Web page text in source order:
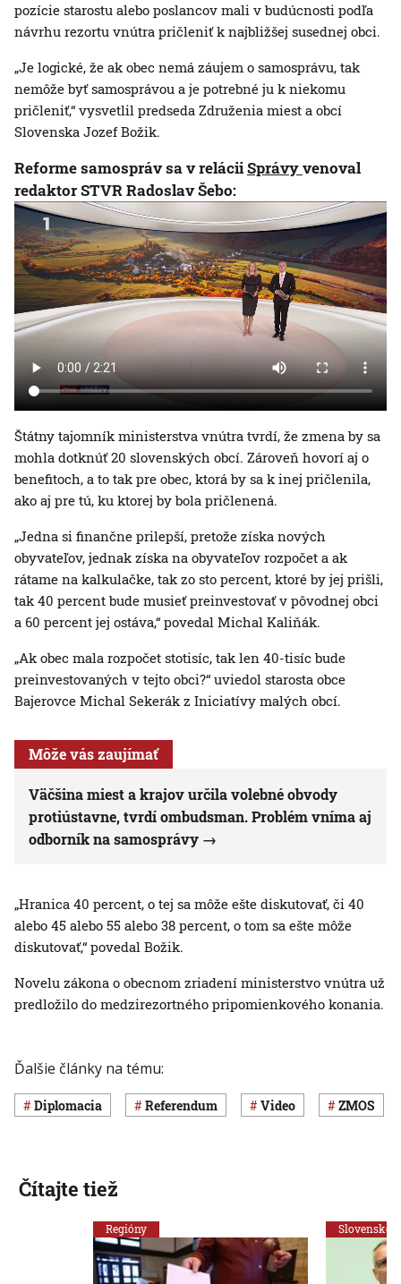
pozície starostu alebo poslancov mali v budúcnosti podľa
návrhu rezortu vnútra pričleniť k najbližšej susednej obci.
„Je logické, že ak obec nemá záujem o samosprávu, tak
nemôže byť samosprávou a je potrebné ju k niekomu
pričleniť,“ vysvetlil predseda Združenia miest a obcí
Slovenska Jozef Božik.
Reforme samospráv sa v reláciiSprávyvenoval
redaktor STVR Radoslav Šebo:
Štátny tajomník ministerstva vnútra tvrdí, že zmena by sa
mohla dotknúť 20 slovenských obcí. Zároveň hovorí aj o
benefitoch, a to tak pre obec, ktorá by sa k inej pričlenila,
ako aj pre tú, ku ktorej by bola pričlenená.
„Jedna si finančne prilepší, pretože získa nových
obyvateľov, jednak získa na obyvateľov rozpočet a ak
rátame na kalkulačke, tak zo sto percent, ktoré by jej prišli,
tak 40 percent bude musieť preinvestovať v pôvodnej obci
a 60 percent jej ostáva,“ povedal Michal Kaliňák.
„Ak obec mala rozpočet stotisíc, tak len 40-tisíc bude
preinvestovaných v tejto obci?“ uviedol starosta obce
Bajerovce Michal Sekerák z Iniciatívy malých obcí.
Môže vás zaujímať
Väčšina miest a krajov určila volebné obvody
protiústavne, tvrdí ombudsman. Problém vníma aj
odborník na samosprávy
„Hranica 40 percent, o tej sa môže ešte diskutovať, či 40
alebo 45 alebo 55 alebo 38 percent, o tom sa ešte môže
diskutovať,“ povedal Božik.
Novelu zákona o obecnom zriadení ministerstvo vnútra už
predložilo do medzirezortného pripomienkového konania.
Ďalšie články na tému:
diplomacia referendum Video ZMOS
Čítajte tiež
Regióny Slovensko